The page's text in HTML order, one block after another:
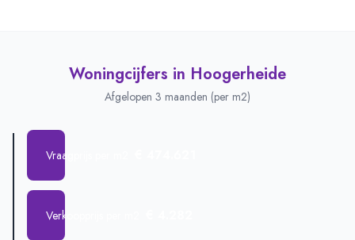
Woningcijfers in Hoogerheide
Afgelopen 3 maanden (per m2)
Vraagprijs per m2
Verkoopprijs per m2